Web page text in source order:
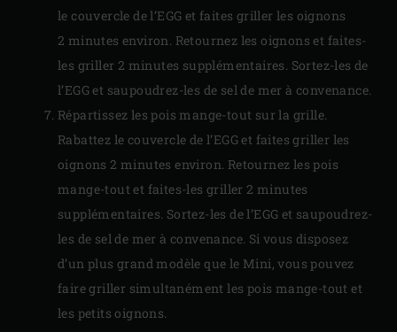
le couvercle de l’EGG et faites griller les oignons
2 minutes environ. Retournez les oignons et faites-
les griller 2 minutes supplémentaires. Sortez-les de
l’EGG et saupoudrez-les de sel de mer à convenance.
Répartissez les pois mange-tout sur la grille.
Rabattez le couvercle de l’EGG et faites griller les
oignons 2 minutes environ. Retournez les pois
mange-tout et faites-les griller 2 minutes
supplémentaires. Sortez-les de l’EGG et saupoudrez-
les de sel de mer à convenance. Si vous disposez
d’un plus grand modèle que le Mini, vous pouvez
faire griller simultanément les pois mange-tout et
les petits oignons.